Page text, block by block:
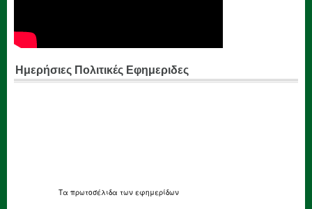
Ημερήσιες Πολιτικές Εφημεριδες
Τα πρωτοσέλιδα των εφημερίδων